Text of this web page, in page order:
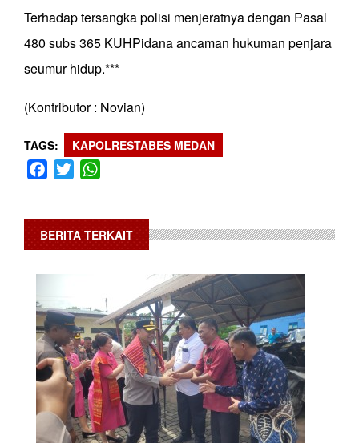
Terhadap tersangka polisi menjeratnya dengan Pasal
480 subs 365 KUHPidana ancaman hukuman penjara
seumur hidup.***
(Kontributor : Novian)
TAGS KAPOLRESTABES MEDAN
Facebook
Twitter
BERITA TERKAIT